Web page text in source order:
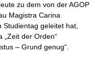
zu dem von der AGOP
Magistra Carina
geleitet hat,
„Zeit der Orden“
– Grund genug“.